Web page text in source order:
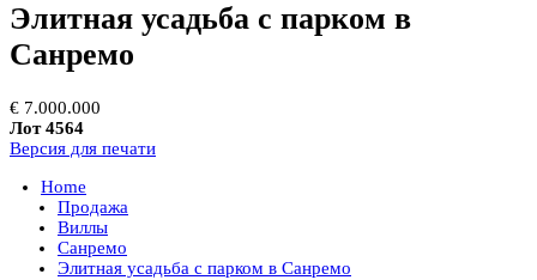
Элитная усадьба с парком в
Санремо
€ 7.000.000
Лот 4564
Версия для печати
Home
Продажа
Виллы
Санремо
Элитная усадьба с парком в Санремо